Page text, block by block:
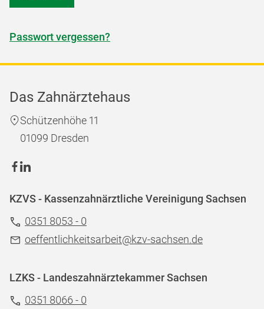
Passwort vergessen?
Das Zahnärztehaus
Schützenhöhe 11
01099 Dresden
KZVS - Kassenzahnärztliche Vereinigung Sachsen
0351 8053 - 0
oeffentlichkeitsarbeit@kzv-sachsen.de
LZKS - Landeszahnärztekammer Sachsen
0351 8066 - 0